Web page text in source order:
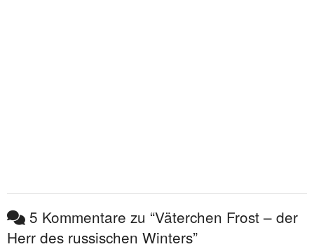
5 Kommentare zu “Väterchen Frost – der
Herr des russischen Winters”